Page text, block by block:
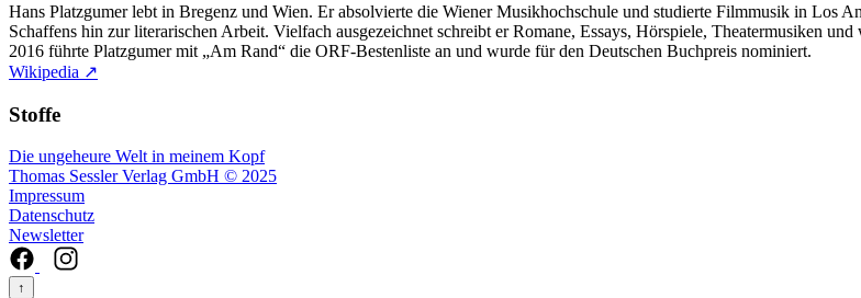
Hans Platzgumer lebt in Bregenz und Wien. Er absolvierte die Wiener Musikhochschule und studierte Filmmusik in Los
Schaffens hin zur literarischen Arbeit. Vielfach ausgezeichnet schreibt er Romane, Essays, Hörspiele, Theatermusiken und
2016 führte Platzgumer mit „Am Rand“ die ORF-Bestenliste an und wurde für den Deutschen Buchpreis nominiert.
Wikipedia ↗
Stoffe
Die ungeheure Welt in meinem Kopf
Thomas Sessler Verlag GmbH © 2025
Impressum
Datenschutz
Newsletter
↑